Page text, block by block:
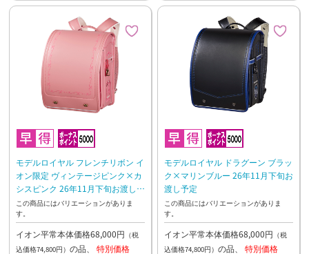
モデルロイヤル フレンチリボン イ
オン限定 ヴィンテージピンク×カ
シスピンク 26年11月下旬お渡し予
定
この商品にはバリエーションがありま
す。
イオン平常本体価格68,000円 （税
込価格74,800円） の品、 特別価格
モデルロイヤル ドラグーン ブラッ
ク×マリンブルー 26年11月下旬お
渡し予定
この商品にはバリエーションがありま
す。
イオン平常本体価格68,000円 （税
込価格74,800円） の品、 特別価格